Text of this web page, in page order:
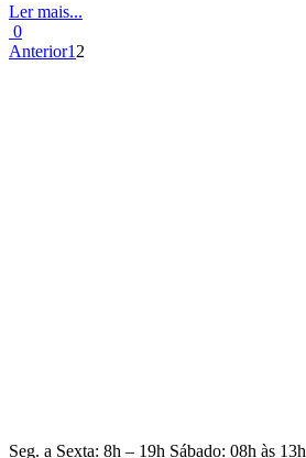
Ler mais...
0
Anterior1 2
Seg. a Sexta: 8h – 19h Sábado: 08h às 13h